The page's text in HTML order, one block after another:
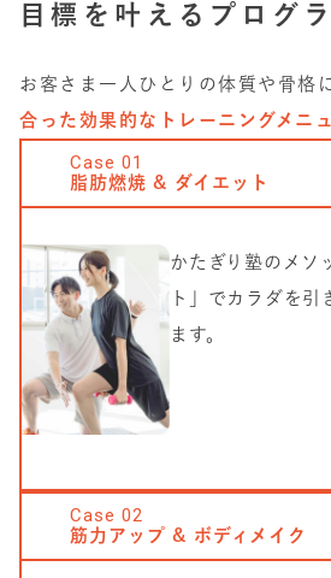
目標を叶えるプログ
お客さま一人ひとりの体質や骨格
合った効果的なトレーニングメニ
Case01
脂肪燃焼 & ダイエット
かたぎり塾のメソ
ト」でカラダを引
ます。
Case02
筋力アップ & ボディメイク